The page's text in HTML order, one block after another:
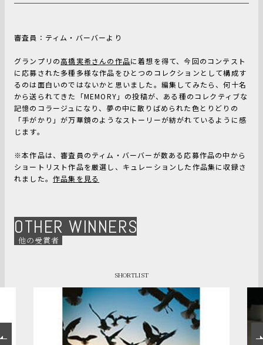
審査員：ティム・バーバーより
グランプリの高橋実希さんの作品に着想を得て、今回のコンテスト
に応募された多種多様な作品をひとつのコレクションとして構成す
るのは面白いのではないかと思いました。編集してみたら、何十名
から送られてきた「MEMORY」の投稿が、ある種のコレクティブな
記憶のコラージュになり、夢の中に散りばめられた色とりどりの
「手がかり」が万華鏡のようなストーリーが紡がれているように感
じます。
※本作品は、審査員のティム・バーバーが数ある応募作品の中から
ショートリスト作品を厳選し、キュレーションした作品集に収録さ
れました。 作品集を見る
OTHER WINNERS
他の受賞者
SHORTLIST